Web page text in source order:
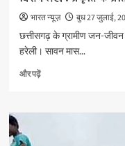
के
बारे
में
और
पढ़ें
भारत न्यूज़ बुध 27 जुलाई,
छत्तीसगढ़ के ग्रामीण जन-जीवन
हरेली। सावन मास...
और पढ़ेंविशेष
प्रकृति